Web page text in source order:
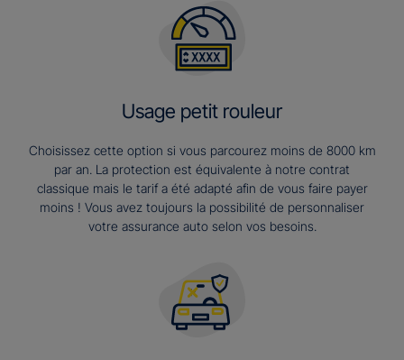
Usage petit rouleur
Choisissez cette option si vous parcourez moins de 8000 km
par an. La protection est équivalente à notre contrat
classique mais le tarif a été adapté afin de vous faire payer
moins ! Vous avez toujours la possibilité de personnaliser
votre assurance auto selon vos besoins.